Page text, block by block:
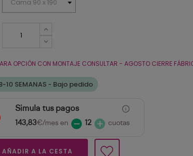
OPCIÓN CON MONTAJE CONSULTAR - AGOSTO CIERRE
10 SEMANAS - Bajo pedido
Simula tus pagos
143,83€/mes en 12 cuotas
AÑADIR A LA CESTA